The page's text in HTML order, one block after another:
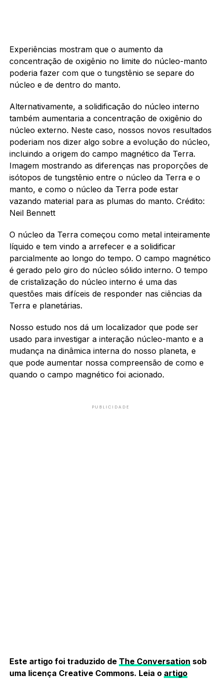
Experiências mostram que o aumento da
concentração de oxigênio no limite do núcleo-manto
poderia fazer com que o tungstênio se separe do
núcleo e de dentro do manto.
Alternativamente, a solidificação do núcleo interno
também aumentaria a concentração de oxigênio do
núcleo externo. Neste caso, nossos novos resultados
poderiam nos dizer algo sobre a evolução do núcleo,
incluindo a origem do campo magnético da Terra.
Imagem mostrando as diferenças nas proporções de
isótopos de tungstênio entre o núcleo da Terra e o
manto, e como o núcleo da Terra pode estar
vazando material para as plumas do manto. Crédito:
Neil Bennett
O núcleo da Terra começou como metal inteiramente
líquido e tem vindo a arrefecer e a solidificar
parcialmente ao longo do tempo. O campo magnético
é gerado pelo giro do núcleo sólido interno. O tempo
de cristalização do núcleo interno é uma das
questões mais difíceis de responder nas ciências da
Terra e planetárias.
Nosso estudo nos dá um localizador que pode ser
usado para investigar a interação núcleo-manto e a
mudança na dinâmica interna do nosso planeta, e
que pode aumentar nossa compreensão de como e
quando o campo magnético foi acionado.
PUBLICIDADE
Este artigo foi traduzido de The Conversation sob
uma licença Creative Commons. Leia o artigo